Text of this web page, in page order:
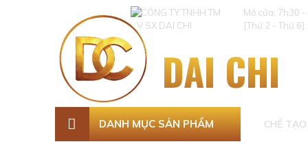
Mở cửa: 7h30
[Thứ 2 - Thứ 6]
DAI CHI
DANH MỤC SẢN PHẨM CHẾ